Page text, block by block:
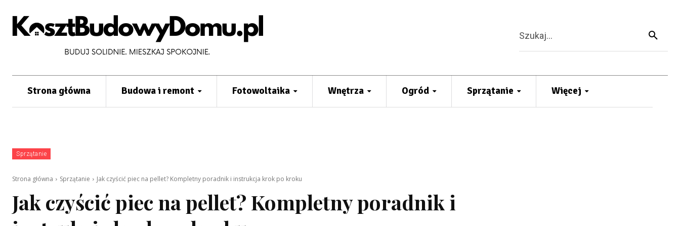
Szukaj...
Strona główna Budowa i remont Fotowoltaika Wnętrza Ogród Sprzątanie Więcej
Sprzątanie
Strona główna Sprzątanie Jak czyścić piec na pellet? Kompletny poradnik i instrukcja krok po kroku
Jak czyścić piec na pellet? Kompletny poradnik i